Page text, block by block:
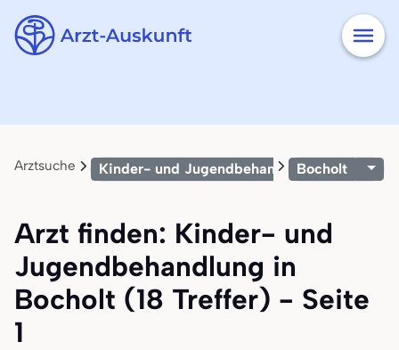
Arztsuche Kinder- und JugendbehandlungBocholt
Arzt finden: Kinder- und
Jugendbehandlung in
Bocholt (18 Treffer) - Seite
1